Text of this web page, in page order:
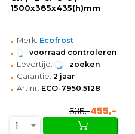
1500x385x435(h)mm
• Merk: Ecofrost
• voorraad controleren
• Levertijd: zoeken
• Garantie: 2 jaar
• Art.nr: ECO-7950.5128
535,-455,-
1